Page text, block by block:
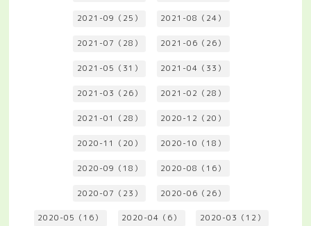
2021-09（25） 2021-08（24）
2021-07（28） 2021-06（26）
2021-05（31） 2021-04（33）
2021-03（26） 2021-02（28）
2021-01（28） 2020-12（20）
2020-11（20） 2020-10（18）
2020-09（18） 2020-08（16）
2020-07（23） 2020-06（26）
2020-05（16） 2020-04（6） 2020-03（12）